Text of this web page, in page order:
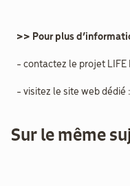
>> Pour plus
- contactez le projet LIFE
- visitez le site web dédié :
Sur le même